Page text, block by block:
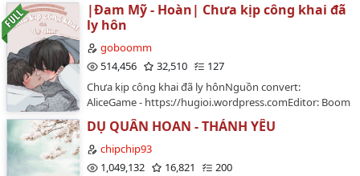
Chap 12: I♡U Song
Giới Thiệu
Truyện Mới
|Đam Mỹ - Hoàn| Chưa kịp công khai đã
ly hôn
goboomm
514,456
32,510
127
Chưa kịp công khai đã ly hônNguồn convert:
AliceGame - https://hugioi.wordpress.comEditor: Boom
(tui🙋🏻‍♀️)-Tác giả: Đoản Miệt Tử Sai SaiThể loại: gương vỡ
lại lành, showbiz, muộn tao si tình ảnh đế công x giải
phóng bản thân tiêu sái thụ, heNhân vật chính:
Nghiêm Tự, Kha Tây NinhTình trạng bản gốc: 124
DỤ QUÂN HOAN - THÁNH YÊU
chipchip93
1,049,132
16,821
200